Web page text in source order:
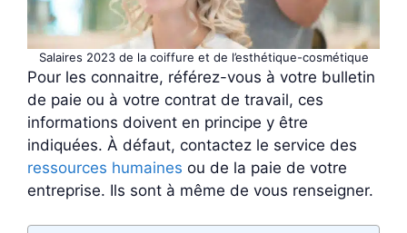
Salaires 2023 de la coiffure et de l’esthétique-cosmétique
Pour les connaitre, référez-vous à votre bulletin
de paie ou à votre contrat de travail, ces
informations doivent en principe y être
indiquées. À défaut, contactez le service des
ressources humaines ou de la paie de votre
entreprise. Ils sont à même de vous renseigner.